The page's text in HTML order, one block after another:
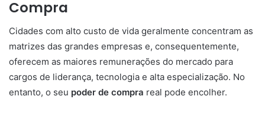
Compra
Cidades com alto custo de vida geralmente concentram as
matrizes das grandes empresas e, consequentemente,
oferecem as maiores remunerações do mercado para
cargos de liderança, tecnologia e alta especialização. No
entanto, o seu poder de compra real pode encolher.